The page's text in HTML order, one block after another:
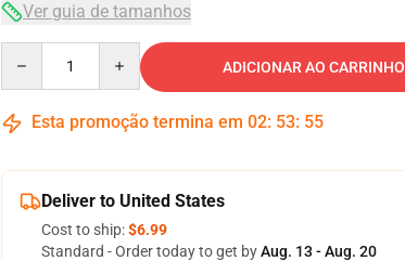
Ver guia de tamanhos
ADICIONAR AO CARRINHO
Esta promoção termina em 02: 53: 54
Deliver to United States
Cost to ship:$6.99
Standard - Order today to get byAug. 13 - Aug. 20